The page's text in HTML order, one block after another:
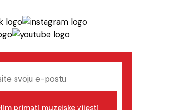
primati muzejske vijesti